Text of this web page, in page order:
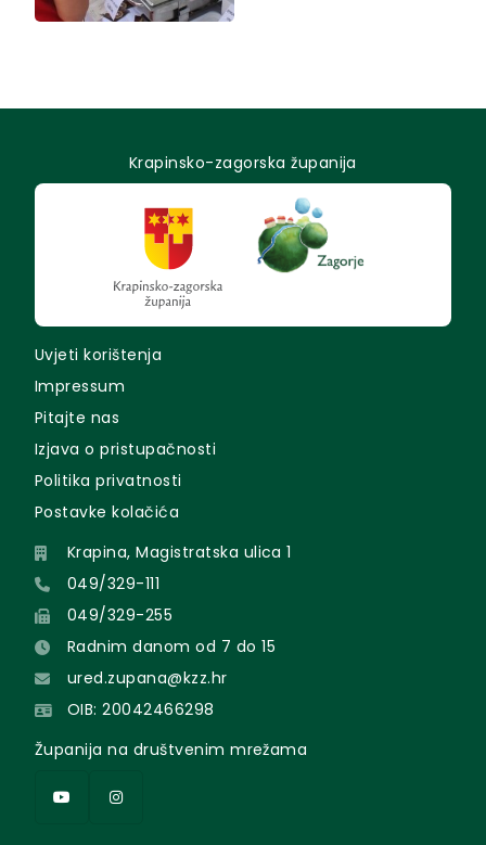
Krapinsko-zagorska županija
Uvjeti korištenja
Impressum
Pitajte nas
Izjava o pristupačnosti
Politika privatnosti
Postavke kolačića
Krapina, Magistratska ulica 1
049/329-111
049/329-255
Radnim danom od 7 do 15
ured.zupana@kzz.hr
OIB: 20042466298
Županija na društvenim mrežama